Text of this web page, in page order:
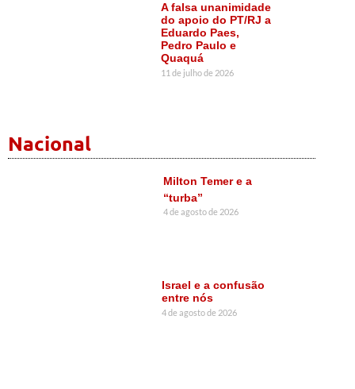
A falsa unanimidade
do apoio do PT/RJ a
Eduardo Paes,
Pedro Paulo e
Quaquá
11 de julho de 2026
Nacional
Milton Temer e a
“turba”
4 de agosto de 2026
Israel e a confusão
entre nós
4 de agosto de 2026